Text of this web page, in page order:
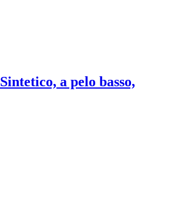
Sintetico, a pelo basso,